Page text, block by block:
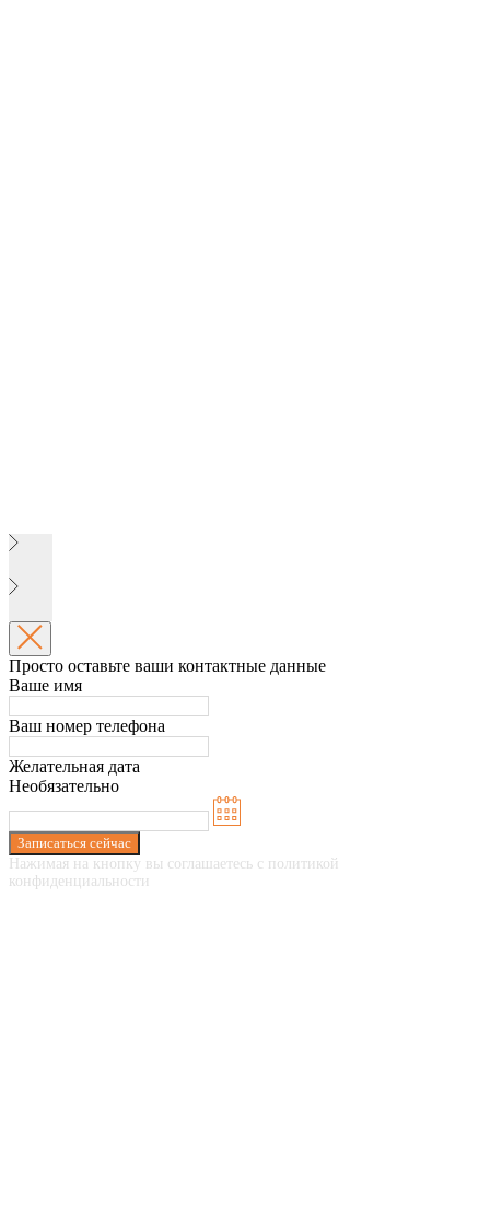
Просто оставьте ваши контактные данные
Ваше имя
Ваш номер телефона
Желательная дата
Необязательно
Записаться сейчас
Нажимая на кнопку вы соглашаетесь с политикой
конфиденциальности